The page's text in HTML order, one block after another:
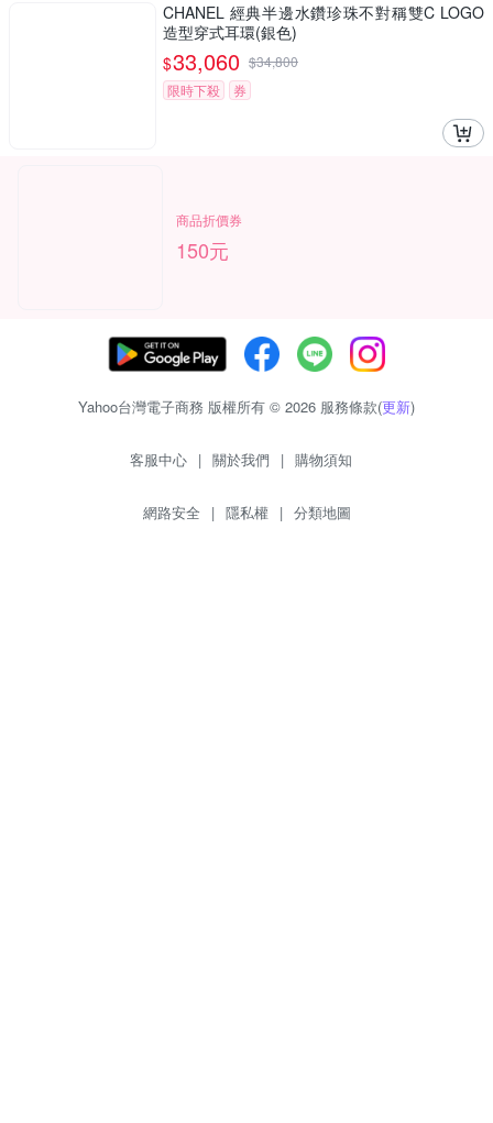
CHANEL 經典半邊水鑽珍珠不對稱雙C LOGO
造型穿式耳環(銀色)
$33,060 $34,800
限時下殺
券
商品折價券
150元
Yahoo台灣電子商務 版權所有 © 2026 服務條款(更新)
客服中心 | 關於我們 | 購物須知
網路安全 | 隱私權 | 分類地圖